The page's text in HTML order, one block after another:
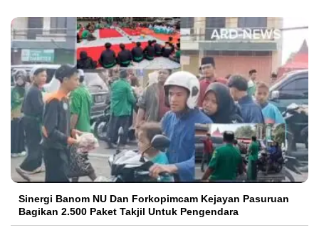
Sinergi Banom NU Dan Forkopimcam Kejayan Pasuruan
Bagikan 2.500 Paket Takjil Untuk Pengendara